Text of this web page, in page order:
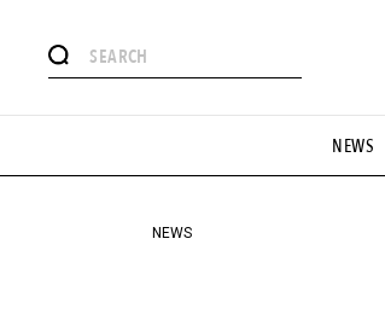
NEWS
#憧れの逸品
#GH 銘品の所以 #フイナムのYouTube
#HANDSOME HANDBOOK
NEWS